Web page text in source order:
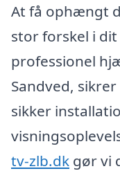
At få ophængt
stor forskel i
professionel
Sandved,
sikker
tv-zlb.dk gør vi